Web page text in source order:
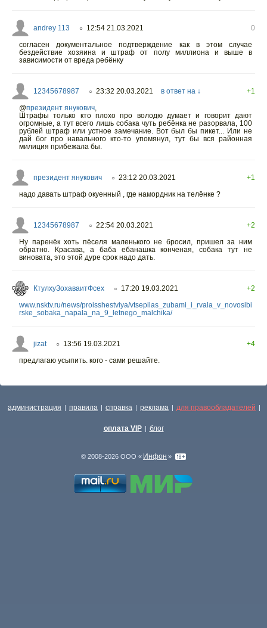
andrey 113 ○ 12:54 21.03.2021
0
согласен документальное подтверждение как в этом случае
бездействие хозяина и штраф от полу миллиона и выше в
зависимости от вреда ребёнку
12345678987 ○ 23:32 20.03.2021 в ответ на ↓
+1
@президент янукович
Штрафы только кто плохо про володю думает и говорит дают
огромные, а тут всего лишь собака чуть ребёнка не разорвала, 100
рублей штраф или устное замечание. Вот был бы пикет... Или не
дай бог про навального кто-то упомянул, тут бы вся районная
милиция прибежала бы.
президент янукович ○ 23:12 20.03.2021
+1
надо давать штраф окуенный , где намордник на телёнке ?
12345678987 ○ 22:54 20.03.2021
+2
Ну паренёк хоть пёселя маленького не бросил, пришел за ним
обратно. Красава, а баба ебанашка конченая, собака тут не
виновата, это этой дуре срок надо дать.
КтулхуЗохаваитФсех ○ 17:20 19.03.2021
+2
www.nsktv.ru/news/proisshestviya/vtsepilas_zubami_i_rvala_v_novosibi
rske_sobaka_napala_na_9_letnego_malchika/
jizat ○ 13:56 19.03.2021
+4
предлагаю усыпить. кого - сами решайте.
администрация | правила | справка | реклама | для правообладателей |
оплата VIP | блог
© 2008-2026 ООО « Инфон »